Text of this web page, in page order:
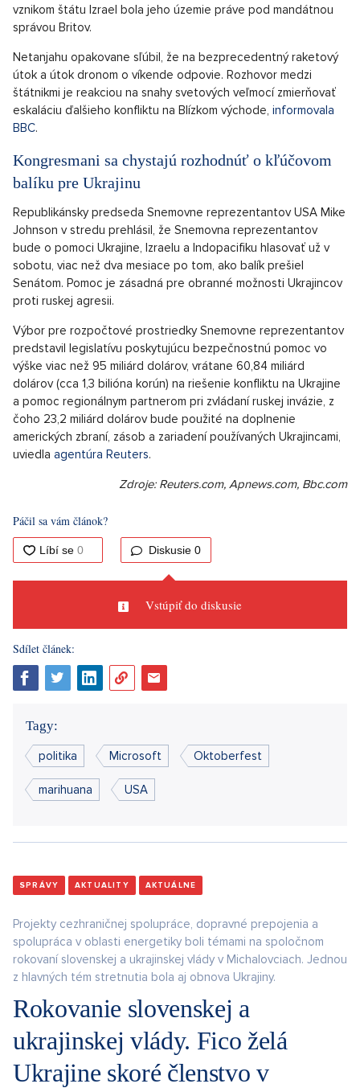
vznikom štátu Izrael bola jeho územie práve pod mandátnou
správou Britov.
Netanjahu opakovane sľúbil, že na bezprecedentný raketový
útok a útok dronom o víkende odpovie. Rozhovor medzi
štátnikmi je reakciou na snahy svetových veľmocí zmierňovať
eskaláciu ďalšieho konfliktu na Blízkom východe, informovala
BBC.
Kongresmani sa chystajú rozhodnúť o kľúčovom
balíku pre Ukrajinu
Republikánsky predseda Snemovne reprezentantov USA Mike
Johnson v stredu prehlásil, že Snemovna reprezentantov
bude o pomoci Ukrajine, Izraelu a Indopacifiku hlasovať už v
sobotu, viac než dva mesiace po tom, ako balík prešiel
Senátom. Pomoc je zásadná pre obranné možnosti Ukrajincov
proti ruskej agresii.
Výbor pre rozpočtové prostriedky Snemovne reprezentantov
predstavil legislatívu poskytujúcu bezpečnostnú pomoc vo
výške viac než 95 miliárd dolárov, vrátane 60,84 miliárd
dolárov (cca 1,3 bilióna korún) na riešenie konfliktu na Ukrajine
a pomoc regionálnym partnerom pri zvládaní ruskej invázie, z
čoho 23,2 miliárd dolárov bude použité na doplnenie
amerických zbraní, zásob a zariadení používaných Ukrajincami,
uviedla agentúra Reuters.
Zdroje: Reuters.com, Apnews.com, Bbc.com
Páčil sa vám článok?
Diskusie 0
Vstúpiť do diskusie
Sdílet článek:
Tagy:
politika Microsoft Oktoberfest
marihuana USA
SPRÁVY AKTUALITY AKTUÁLNE
Projekty cezhraničnej spolupráce, dopravné prepojenia a
spolupráca v oblasti energetiky boli témami na spoločnom
rokovaní slovenskej a ukrajinskej vlády v Michalovciach. Jednou
z hlavných tém stretnutia bola aj obnova Ukrajiny.
Rokovanie slovenskej a
ukrajinskej vlády. Fico želá
Ukrajine skoré členstvo v